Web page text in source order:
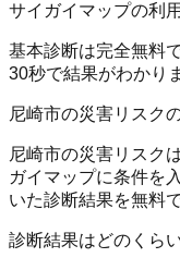
サイガイマップの利
基本診断は完全無料
30秒で結果がわかり
尼崎市の災害リスク
尼崎市の災害リスク
ガイマップに条件を
いた診断結果を無料
診断結果はどのくら